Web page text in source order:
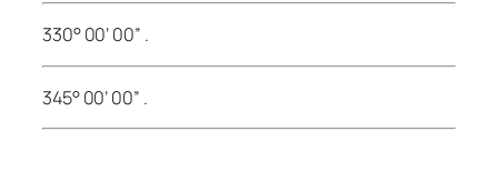
330° 00’ 00” .
345° 00’ 00” .